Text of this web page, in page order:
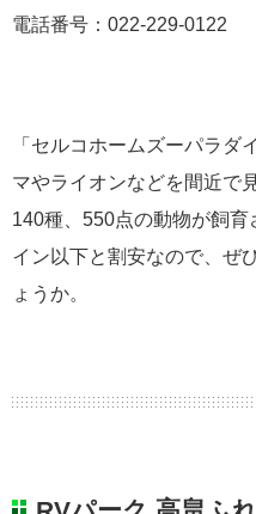
電話番号：022-229-0122
「セルコホームズーパラダ
マやライオンなどを間近で
140種、550点の動物が飼
イン以下と割安なので、ぜ
ょうか。